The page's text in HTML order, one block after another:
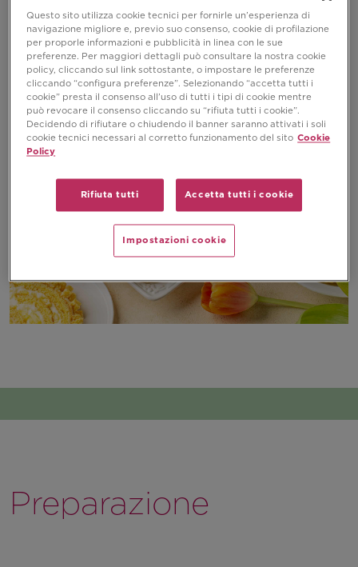
200 ml di panna da montare
1 bacca di vaniglia
Preparazione
Questo sito utilizza cookie tecnici per fornirle un’esperienza di
navigazione migliore e, previo suo consenso, cookie di profilazione
per proporle informazioni e pubblicità in linea con le sue
preferenze. Per maggiori dettagli può consultare la nostra cookie
policy, cliccando sul link sottostante, o impostare le preferenze
cliccando “configura preferenze”. Selezionando “accetta tutti i
cookie” presta il consenso all’uso di tutti i tipi di cookie mentre
può revocare il consenso cliccando su “rifiuta tutti i cookie”.
Decidendo di rifiutare o chiudendo il banner saranno attivati i soli
cookie tecnici necessari al corretto funzionamento del sito Cookie
Policy
Rifiuta tutti Accetta tutti i cookie
Impostazioni cookie